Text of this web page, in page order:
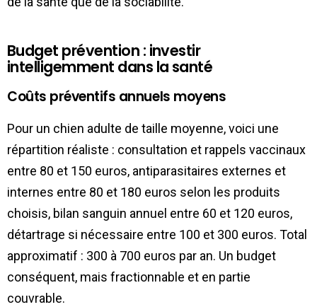
Budget prévention : investir
intelligemment dans la santé
Coûts préventifs annuels moyens
Pour un chien adulte de taille moyenne, voici une
répartition réaliste : consultation et rappels vaccinaux
entre 80 et 150 euros, antiparasitaires externes et
internes entre 80 et 180 euros selon les produits
choisis, bilan sanguin annuel entre 60 et 120 euros,
détartrage si nécessaire entre 100 et 300 euros. Total
approximatif : 300 à 700 euros par an. Un budget
conséquent, mais fractionnable et en partie
couvrable.